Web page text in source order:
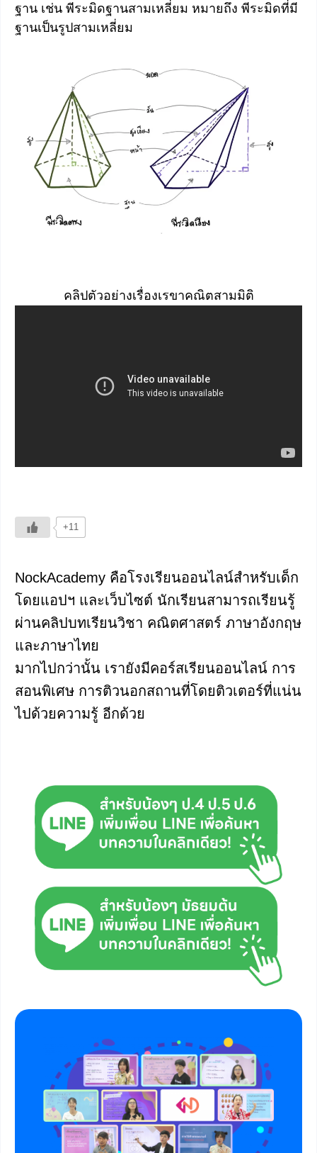
ฐาน เช่น พีระมิดฐานสามเหลี่ยม หมายถึง พีระมิดที่มี
ฐานเป็นรูปสามเหลี่ยม
คลิปตัวอย่างเรื่องเรขาคณิตสามมิติ
+11
NockAcademy คือโรงเรียนออนไลน์สำหรับเด็ก
โดยแอปฯ และเว็บไซต์ นักเรียนสามารถเรียนรู้
ผ่านคลิปบทเรียนวิชา คณิตศาสตร์ ภาษาอังกฤษ
และภาษาไทย
มากไปกว่านั้น เรายังมีคอร์สเรียนออนไลน์ การ
สอนพิเศษ การติวนอกสถานที่โดยติวเตอร์ที่แน่น
ไปด้วยความรู้ อีกด้วย